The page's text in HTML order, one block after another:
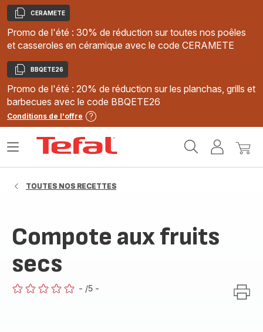
Copier
CERAMETE
Promo de l'été : 30% de réduction sur toutes nos poêles
et casseroles en céramique avec le code CERAMETE
Copier
BBQETE26
Promo de l'été : 20% de réduction sur les planchas, grills et
barbecues avec le code BBQETE26
Conditions de l'offre
MonMon
Ouvrir
TOUTES NOS RECETTES
Compote aux fruits
secs
- /5 -